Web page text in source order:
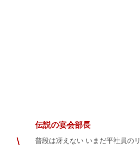
伝説の宴会部長
普段は冴えない いまだ平社員のリ